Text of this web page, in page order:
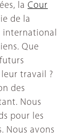
la Cour
de la
international
Que
travail ?
des
Nous
pour les
Nous avons